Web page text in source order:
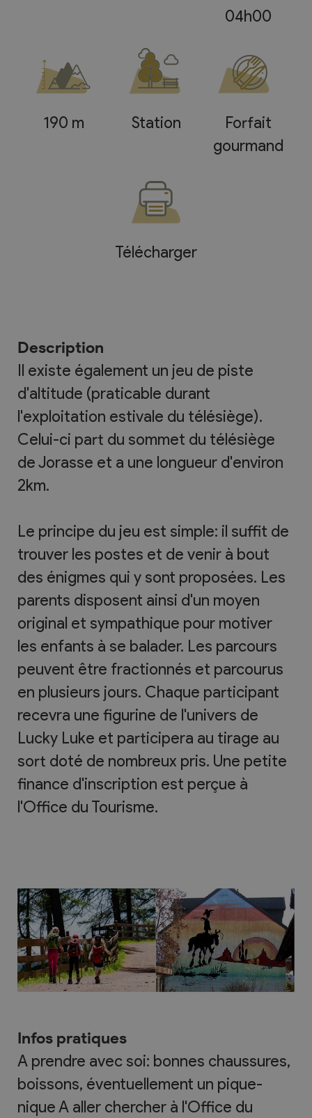
04h00
190 m Station
Forfait
gourmand
Télécharger
Description
Il existe également un jeu de piste
d'altitude (praticable durant
l'exploitation estivale du télésiège).
Celui-ci part du sommet du télésiège
de Jorasse et a une longueur d'environ
2km.
Le principe du jeu est simple: il suffit de
trouver les postes et de venir à bout
des énigmes qui y sont proposées. Les
parents disposent ainsi d'un moyen
original et sympathique pour motiver
les enfants à se balader. Les parcours
peuvent être fractionnés et parcourus
en plusieurs jours. Chaque participant
recevra une figurine de l'univers de
Lucky Luke et participera au tirage au
sort doté de nombreux pris. Une petite
finance d'inscription est perçue à
l'Office du Tourisme.
Infos pratiques
A prendre avec soi: bonnes chaussures,
boissons, éventuellement un pique-
nique A aller chercher à l'Office du